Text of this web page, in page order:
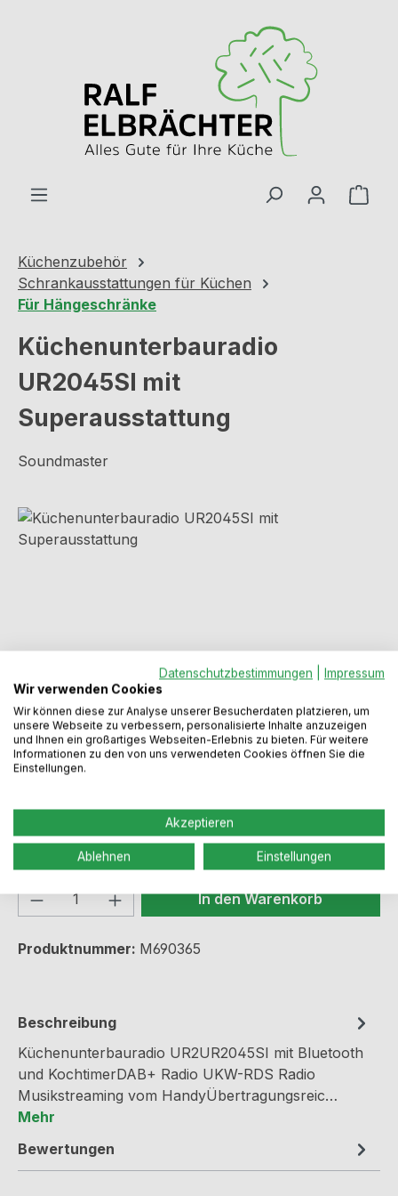
Küchenzubehör
Schrankausstattungen für Küchen
Für Hängeschränke
Küchenunterbauradio
UR2045SI mit
Superausstattung
Soundmaster
Bildergalerie überspringen
Regulärer Preis:
73,99 €
Sofort verfügbar, Lieferzeit: 1-3 Werktage
Produkt Anzahl: Gib den gewünschten
In den Warenkorb
Produktnummer: M690365
Beschreibung
Küchenunterbauradio UR2UR2045SI mit Bluetooth
und KochtimerDAB+ Radio UKW-RDS Radio
Musikstreaming vom HandyÜbertragungsreic…
Mehr
Bewertungen
Datenschutzbestimmungen
Impressum
Wir verwenden Cookies
Wir können diese zur Analyse unserer Besucherdaten platzieren, um
unsere Webseite zu verbessern, personalisierte Inhalte anzuzeigen
und Ihnen ein großartiges Webseiten-Erlebnis zu bieten. Für weitere
Informationen zu den von uns verwendeten Cookies öffnen Sie die
Einstellungen.
Akzeptieren
Ablehnen Einstellungen